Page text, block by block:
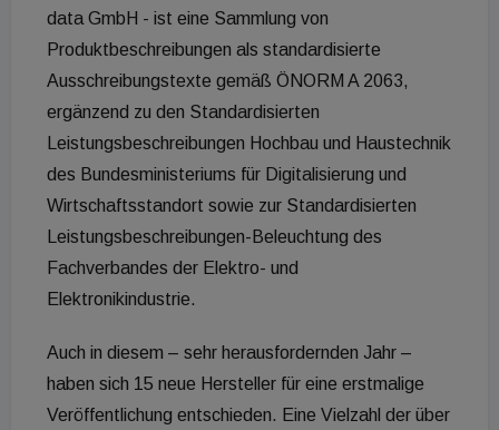
data GmbH - ist eine Sammlung von
Produktbeschreibungen als standardisierte
Ausschreibungstexte gemäß ÖNORM A 2063,
ergänzend zu den Standardisierten
Leistungsbeschreibungen Hochbau und Haustechnik
des Bundesministeriums für Digitalisierung und
Wirtschaftsstandort sowie zur Standardisierten
Leistungsbeschreibungen-Beleuchtung des
Fachverbandes der Elektro- und
Elektronikindustrie.
Auch in diesem – sehr herausfordernden Jahr –
haben sich 15 neue Hersteller für eine erstmalige
Veröffentlichung entschieden. Eine Vielzahl der über